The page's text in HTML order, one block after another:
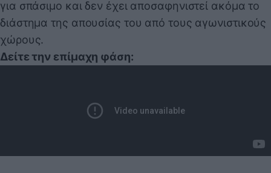
για σπάσιμο και δεν έχει αποσαφηνιστεί ακόμα το
διάστημα της απουσίας του από τους αγωνιστικούς
χώρους.
Δείτε την επίμαχη φάση: